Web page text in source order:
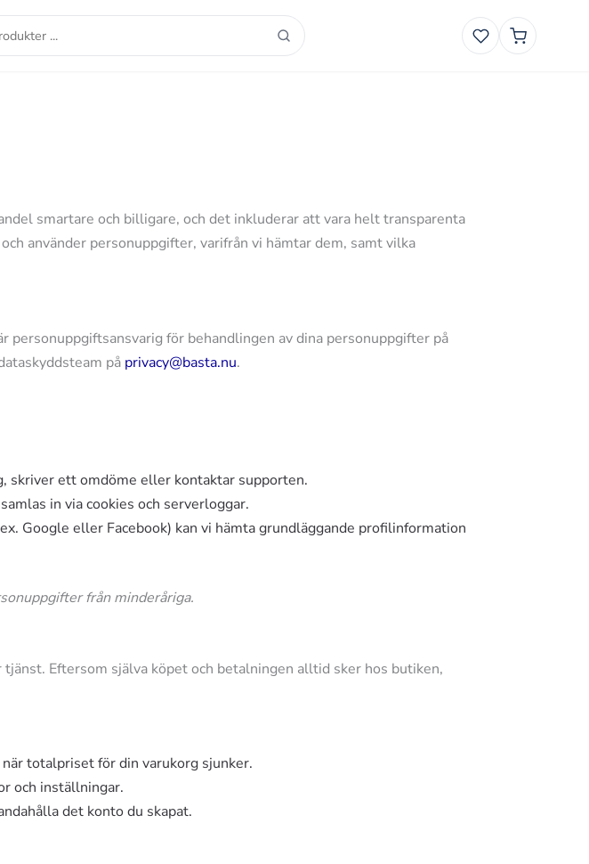
Favoriter
Smart
Varukorg
smartare och billigare, och det inkluderar att vara helt transparenta
använder personuppgifter, varifrån vi hämtar dem, samt vilka
för behandlingen av dina personuppgifter på
på privacy@basta.nu.
skriver ett omdöme eller kontaktar supporten.
in via cookies och serverloggar.
Google eller Facebook) kan vi hämta grundläggande profilinformation
från minderåriga.
Eftersom själva köpet och betalningen alltid sker hos butiken,
totalpriset för din varukorg sjunker.
och inställningar.
det konto du skapat.